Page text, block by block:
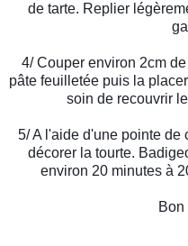
de tarte. Replier
4/ Couper environ 2cm
pâte feuilletée puis la
soin de recouvrir
5/ A l'aide d'une pointe de
décorer la tourte.
environ 20 minutes à
Bon